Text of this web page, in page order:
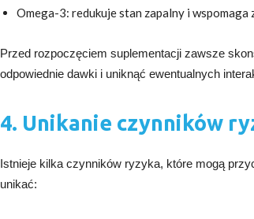
Omega-3: redukuje stan zapalny i wspomaga
Przed rozpoczęciem suplementacji zawsze
odpowiednie dawki i uniknąć ewentualnych
4. Unikanie czynników
Istnieje kilka czynników ryzyka, które mogą
unikać: